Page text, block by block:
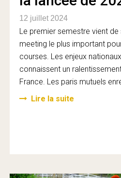
12 juillet 2024
Le premier semestre vient de
meeting le plus important
courses. Les enjeux
connaissent un
France. Les paris mutuels
Lire la suite